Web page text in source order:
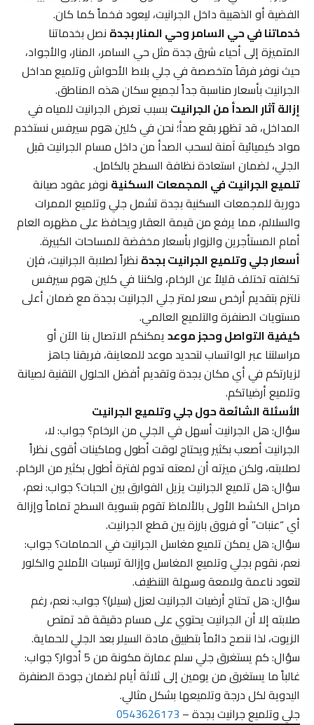
الفضية أو الذهبية داخل الجرانيت، ليعود فخماً كما كان.
خدماتنا في حي السامر وحي المنار بجدةنصل بخدماتنا
المتميزة إلى أحياء شرق جدة مثل حي السامر، المنار، والأجواد،
حيث نوفر فرقاً متخصصة في جلي بلاط الأحواش وتلميع مداخل
الجرانيت بأسعار مناسبة جداً لجميع سكان هذه المناطق.
إزالة آثار الصدأ من الجرانيتبسبب تعرض الجرانيت للمياه في
المداخل، قد تظهر بقع صدأ؛ نحن في كلين هوم سيرفس نستخدم
مواد كيميائية آمنة لسحب الصدأ من داخل مسام الجرانيت قبل
الجلي، لضمان استعادة نظافة السطح بالكامل.
تلميع الجرانيت في المجمعات السكنيةنوفر عقود صيانة
دورية للمجمعات السكنية بجدة تشمل جلي وتلميع الممرات
والسلالم، مما يرفع من قيمة العقار ويحافظ على مظهره العام
أمام المستأجرين والزوار بأسعار مخفضة للمساحات الكبيرة.
أسعار جلي وتلميع الجرانيت بجدةنظراً لصلابة الجرانيت، فإن
تكلفته تختلف قليلاً عن الرخام، ولكننا في كلين هوم سيرفس
نلتزم بتقديم أرخص سعر لمتر جلي الجرانيت بجدة مع ضمان أعلى
مستويات الصنفرة والتلميع العالمي.
كيفية التواصل وحجز موعديمكنكم الاتصال بنا الآن أو
مراسلتنا عبر الواتساب لتحديد موعد للمعاينة، فريقنا جاهز
لزيارتكم في أي مكان بجدة وتقديم أفضل الحلول التقنية لصيانة
وتلميع أرضياتكم.
الأسئلة الشائعة حول جلي وتلميع الجرانيت
سؤال: هل الجرانيت أسهل في الجلي من الرخام؟ جواب: لا،
الجرانيت أصعب بكثير ويحتاج لوقت أطول وماكينات أقوى نظراً
لصلابته، ولكن ميزته أن لمعته تدوم لفترة أطول بكثير من الرخام.
سؤال: هل تلميع الجرانيت يزيل الفوارق بين الحبات؟ جواب: نعم،
مراحل الكشط الأولى بالألماظ تقوم بتسوية السطح تماماً وإزالة
أي “عنبات” أو فروق بارزة بين قطع الجرانيت.
سؤال: هل يمكن تلميع مغاسل الجرانيت في الحمامات؟ جواب:
نعم، نقوم بجلي وتلميع المغاسل وإزالة ترسبات الأملاح والكلور
لتعود ناعمة ولامعة وسهلة التنظيف.
سؤال: هل تحتاج أرضيات الجرانيت لعزل (سيلر)؟ جواب: نعم، رغم
صلابته إلا أن الجرانيت يحتوي على مسام دقيقة قد تمتص
الزيوت، لذا ننصح دائماً بتطبيق مادة السيلر بعد الجلي للحماية.
سؤال: كم يستغرق جلي سلم عمارة مكونة من 5 أدوار؟ جواب:
غالباً ما يستغرق من يومين إلى ثلاثة أيام لضمان جودة الصنفرة
اليدوية لكل درجة وتلميعها بشكل مثالي.
جلي وتلميع جرانيت بجدة –0543626173